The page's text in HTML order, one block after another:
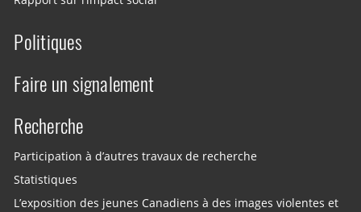
Politiques
Faire un signalement
Recherche
Participation à d’autres travaux de recherche
Statistiques
L’exposition des jeunes Canadiens à des images violentes et